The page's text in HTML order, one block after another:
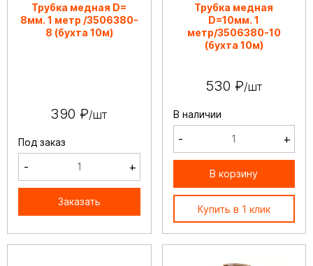
Трубка медная D=
8мм. 1 метр /3506380-
8 (бухта 10м)
390 ₽/шт
Под заказ
- +
Заказать
Трубка медная
D=10мм. 1
метр/3506380-10
(бухта 10м)
530 ₽/шт
В наличии
- +
В корзину
Купить в 1 клик